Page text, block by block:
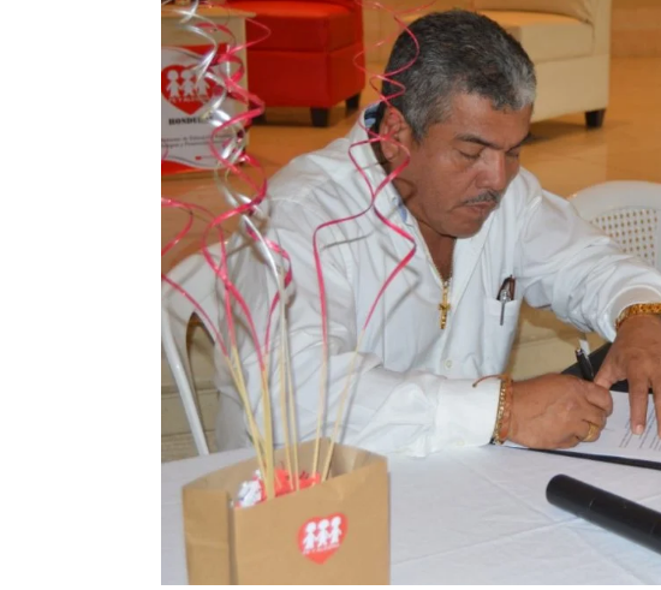
CONEIX FUNDESPLAI
La Fundació
L'equip
Missió i valors
Els comptes clars
Memòria d'activitats
Proposta educativa